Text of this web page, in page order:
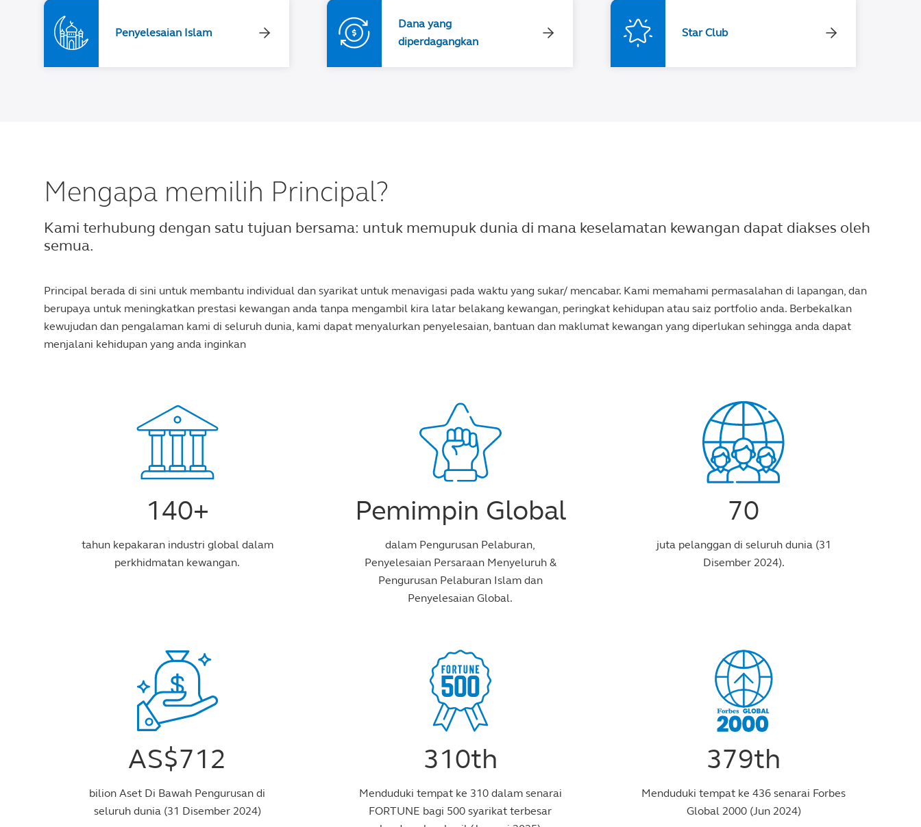
Penyelesaian Islam
Dana yang
diperdagangkan
Star Club
Mengapa memilih Principal?
Kami terhubung dengan satu tujuan bersama: untuk memupuk dunia di mana keselamatan kewangan dapat diakses oleh
semua.
Principal berada di sini untuk membantu individual dan syarikat untuk menavigasi pada waktu yang sukar/ mencabar. Kami memahami permasalahan di lapangan, dan
berupaya untuk meningkatkan prestasi kewangan anda tanpa mengambil kira latar belakang kewangan, peringkat kehidupan atau saiz portfolio anda. Berbekalkan
kewujudan dan pengalaman kami di seluruh dunia, kami dapat menyalurkan penyelesaian, bantuan dan maklumat kewangan yang diperlukan sehingga anda dapat
menjalani kehidupan yang anda inginkan
140+
tahun kepakaran industri global dalam
perkhidmatan kewangan.
Pemimpin Global
dalam Pengurusan Pelaburan,
Penyelesaian Persaraan Menyeluruh &
Pengurusan Pelaburan Islam dan
Penyelesaian Global.
70
juta pelanggan di seluruh dunia (31
Disember 2024).
AS$712
bilion Aset Di Bawah Pengurusan di
seluruh dunia (31 Disember 2024)
310th
Menduduki tempat ke 310 dalam senarai
FORTUNE bagi 500 syarikat terbesar
379th
Menduduki tempat ke 436 senarai Forbes
Global 2000 (Jun 2024)